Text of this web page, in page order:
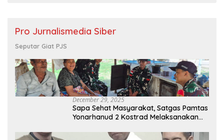
Pro Jurnalismedia Siber
Seputar Giat PJS
December 29, 2025
Sapa Sehat Masyarakat, Satgas Pamtas
Yonarhanud 2 Kostrad Melaksanakan